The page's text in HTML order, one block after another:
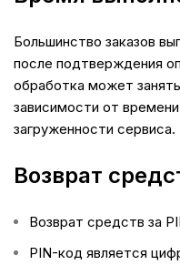
Большинство заказов
после подтверждения
обработка может
зависимости от
загруженности сервиса.
Возврат
Возврат средств за
PIN-код является